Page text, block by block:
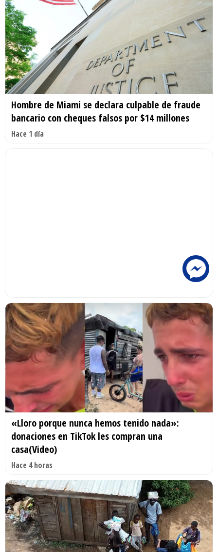
Hombre de Miami se declara culpable de fraude
bancario con cheques falsos por $14 millones
Hace 1 día
«Lloro porque nunca hemos tenido nada»:
donaciones en TikTok les compran una
casa(Video)
Hace 4 horas